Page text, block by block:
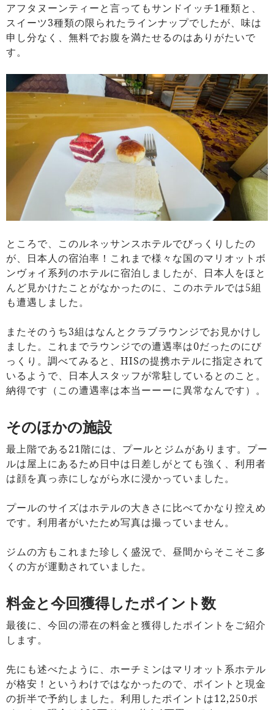
アフタヌーンティーと言ってもサンドイッチ1種類と、
スイーツ3種類の限られたラインナップでしたが、味は
申し分なく、無料でお腹を満たせるのはありがたいで
す。
ところで、このルネッサンスホテルでびっくりしたの
が、日本人の宿泊率！これまで様々な国のマリオットボ
ンヴォイ系列のホテルに宿泊しましたが、日本人をほと
んど見かけたことがなかったのに、このホテルでは5組
も遭遇しました。
またそのうち3組はなんとクラブラウンジでお見かけし
ました。これまでラウンジでの遭遇率は0だったのにび
っくり。調べてみると、HISの提携ホテルに指定されて
いるようで、日本人スタッフが常駐しているとのこと。
納得です（この遭遇率は本当ーーーに異常なんです）。
そのほかの施設
最上階である21階には、プールとジムがあります。プー
ルは屋上にあるため日中は日差しがとても強く、利用者
は顔を真っ赤にしながら水に浸かっていました。
プールのサイズはホテルの大きさに比べてかなり控えめ
です。利用者がいたため写真は撮っていません。
ジムの方もこれまた珍しく盛況で、昼間からそこそこ多
くの方が運動されていました。
料金と今回獲得したポイント数
最後に、今回の滞在の料金と獲得したポイントをご紹介
します。
先にも述べたように、ホーチミンはマリオット系ホテル
が格安！というわけではなかったので、ポイントと現金
の折半で予約しました。利用したポイントは12,250ポ